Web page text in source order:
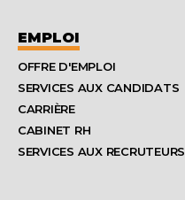
EMPLOI
OFFRE D'EMPLOI
SERVICES AUX CANDIDATS
CARRIÈRE
CABINET RH
SERVICES AUX RECRUTEURS